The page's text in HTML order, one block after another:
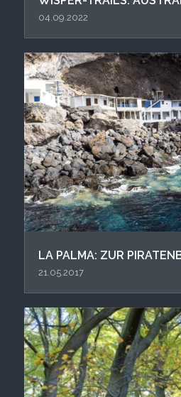
04.09.2022
LA PALMA: ZUR
21.05.2017